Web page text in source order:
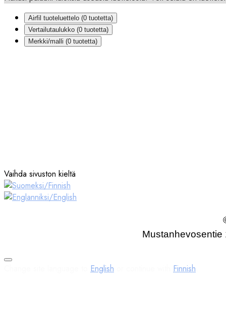
CORROVENTA
DAF
DEHACO
DUSTCONTROL
ECOAIR
EL BJÖRN
Airfil tuoteluettelo (0 tuotetta)
Vertailutaulukko (0 tuotetta)
Merkki/malli (0 tuotetta)
Vaihda sivuston kieltä
Mustanhevosentie
English Finnish